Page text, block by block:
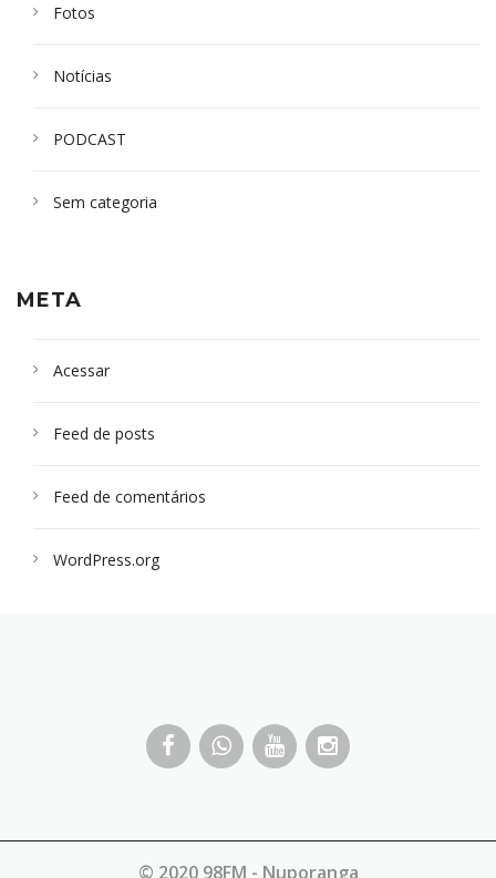
Fotos
Notícias
PODCAST
Sem categoria
META
Acessar
Feed de posts
Feed de comentários
WordPress.org
© 2020 98FM - Nuporanga